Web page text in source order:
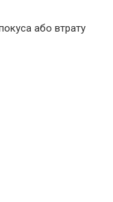
або втрату